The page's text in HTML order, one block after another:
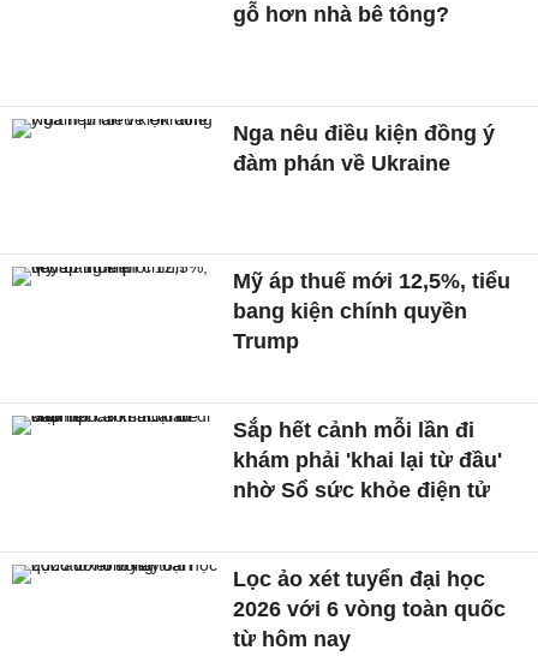
gỗ hơn nhà bê tông?
Nga nêu điều kiện đồng ý
đàm phán về Ukraine
Mỹ áp thuế mới 12,5%, tiểu
bang kiện chính quyền
Trump
Sắp hết cảnh mỗi lần đi
khám phải 'khai lại từ đầu'
nhờ Sổ sức khỏe điện tử
Lọc ảo xét tuyển đại học
2026 với 6 vòng toàn quốc
từ hôm nay